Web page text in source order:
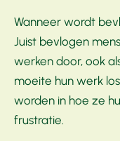
Wanneer wordt
Juist bevlogen
werken door, ook
moeite hun werk
worden in hoe ze
frustratie.